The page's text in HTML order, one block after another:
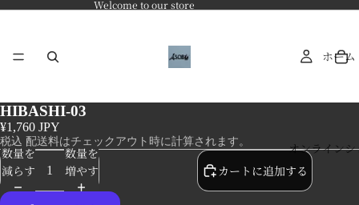
Welcome to our store
ホーム
オンライン
HIBASHI-03
¥1,760 JPY
税込 配送料はチェックアウト時に計算されます。
数量を
減らす
数量を
増やす
カートに追加する